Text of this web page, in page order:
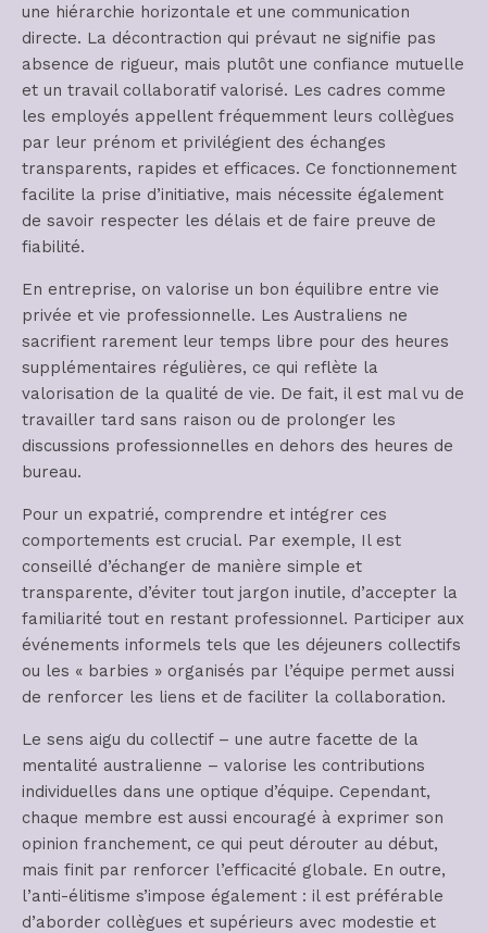
une hiérarchie horizontale et une communication
directe. La décontraction qui prévaut ne signifie pas
absence de rigueur, mais plutôt une confiance mutuelle
et un travail collaboratif valorisé. Les cadres comme
les employés appellent fréquemment leurs collègues
par leur prénom et privilégient des échanges
transparents, rapides et efficaces. Ce fonctionnement
facilite la prise d’initiative, mais nécessite également
de savoir respecter les délais et de faire preuve de
fiabilité.
En entreprise, on valorise un bon équilibre entre vie
privée et vie professionnelle. Les Australiens ne
sacrifient rarement leur temps libre pour des heures
supplémentaires régulières, ce qui reflète la
valorisation de la qualité de vie. De fait, il est mal vu de
travailler tard sans raison ou de prolonger les
discussions professionnelles en dehors des heures de
bureau.
Pour un expatrié, comprendre et intégrer ces
comportements est crucial. Par exemple, Il est
conseillé d’échanger de manière simple et
transparente, d’éviter tout jargon inutile, d’accepter la
familiarité tout en restant professionnel. Participer aux
événements informels tels que les déjeuners collectifs
ou les « barbies » organisés par l’équipe permet aussi
de renforcer les liens et de faciliter la collaboration.
Le sens aigu du collectif – une autre facette de la
mentalité australienne – valorise les contributions
individuelles dans une optique d’équipe. Cependant,
chaque membre est aussi encouragé à exprimer son
opinion franchement, ce qui peut dérouter au début,
mais finit par renforcer l’efficacité globale. En outre,
l’anti-élitisme s’impose également : il est préférable
d’aborder collègues et supérieurs avec modestie et